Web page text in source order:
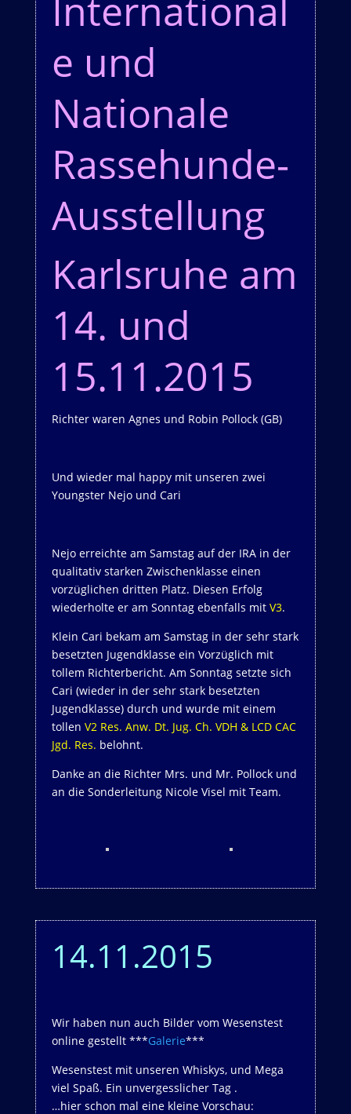
International
e und
Nationale
Rassehunde-
Ausstellung
Karlsruhe am
14. und
15.11.2015
Richter waren Agnes und Robin Pollock (GB)
Und wieder mal happy mit unseren zwei
Youngster Nejo und Cari
Nejo erreichte am Samstag auf der IRA in der
qualitativ starken Zwischenklasse einen
vorzüglichen dritten Platz. Diesen Erfolg
wiederholte er am Sonntag ebenfalls mit V3.
Klein Cari bekam am Samstag in der sehr stark
besetzten Jugendklasse ein Vorzüglich mit
tollem Richterbericht. Am Sonntag setzte sich
Cari (wieder in der sehr stark besetzten
Jugendklasse) durch und wurde mit einem
tollen V2 Res. Anw. Dt. Jug. Ch. VDH & LCD CAC
Jgd. Res. belohnt.
Danke an die Richter Mrs. und Mr. Pollock und
an die Sonderleitung Nicole Visel mit Team.
14.11.2015
Wir haben nun auch Bilder vom Wesenstest
online gestellt ***Galerie***
Wesenstest mit unseren Whiskys, und Mega
viel Spaß. Ein unvergesslicher Tag .
…hier schon mal eine kleine Vorschau: